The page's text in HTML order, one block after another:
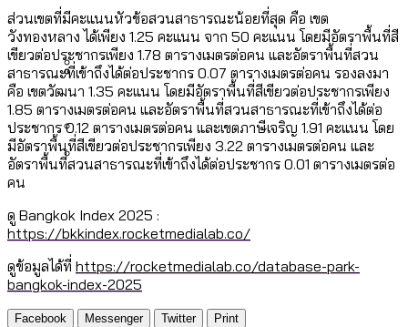
งาน ตั้งแต่ปี 2023-2024
ปีนกำแพงส่องซีรีส์จีน: จีนส่งออกภาพ
ลักษณ์แบบไหนสู่สายตาโลก
ผ่าน Bangkok Index 2025
สำรวจรายได้จากการจัดเก็บภาษีใน
กรุงเทพฯ ผ่าน Bangkok Index 2025
กรุงเทพฯ เมืองสังคมผู้สูงอายุ : 36 เขตมี
คนตายมากกว่าคนเกิด 18 เขตเป็นสังคมผู้
สูงอายุระดับสุดยอด
Bangkok Index 2025 : อันดับความน่าอยู่
[ข้อมูลดิบ]
กรุงเทพฯ เมืองสังคมผู้สูงอายุ [ข้อมูลดิบ]
[ข้อมูลดิบ]
ส่วนเขตที่มีคะแนนหัวข้อสวนสาธารณะน้อยที่สุด คือ เขต
วังทองหลาง ได้เพียง 1.25 คะแนน จาก 50 คะแนน โดยมีอัตราพื้นที่สี
เขียวต่อประชากรเพียง 1.78 ตารางเมตรต่อคน และอัตราพื้นที่สวน
สาธารณะที่เข้าถึงได้ต่อประชากร 0.07 ตารางเมตรต่อคน รองลงมา
คือ เขตวัฒนา 1.35 คะแนน โดยมีอัตราพื้นที่สีเขียวต่อประชากรเพียง
1.85 ตารางเมตรต่อคน และอัตราพื้นที่สวนสาธารณะที่เข้าถึงได้ต่อ
ประชากร 0.12 ตารางเมตรต่อคน และเขตภาษีเจริญ 1.91 คะแนน โดย
มีอัตราพื้นที่สีเขียวต่อประชากรเพียง 3.22 ตารางเมตรต่อคน และ
อัตราพื้นที่สวนสาธารณะที่เข้าถึงได้ต่อประชากร 0.01 ตารางเมตรต่อ
คน
ดู Bangkok Index 2025 :
https://bkkindex.rocketmedialab.co/
ดูข้อมูลได้ที่ https://rocketmedialab.co/database-park-
bangkok-index-2025
Facebook Messenger Twitter Print